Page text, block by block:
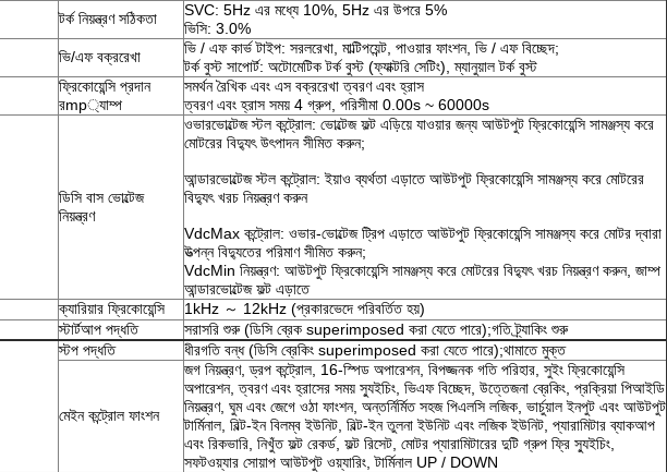
টর্ক নিয়ন্ত্রণ সঠিকতা
SVC: 5Hz এর মধ্যে 10%, 5Hz এর উপরে 5%
ভিসি: 3.0%
ভি/এফ বক্ররেখা
ভি / এফ কার্ভ টাইপ: সরলরেখা, মাল্টিপয়েন্ট, পাওয়ার ফাংশন, ভি / এফ বিচ্ছেদ;
টর্ক বুস্ট সাপোর্ট: অটোমেটিক টর্ক বুস্ট (ফ্যাক্টরি সেটিং), ম্যানুয়াল টর্ক বুস্ট
ফ্রিকোয়েন্সি প্রদান
রmp্যাম্প
সমর্থন রৈখিক এবং এস বক্ররেখা ত্বরণ এবং হ্রাস
ত্বরণ এবং হ্রাস সময় 4 গ্রুপ, পরিসীমা 0.00s ~ 60000s
ডিসি বাস ভোল্টেজ
নিয়ন্ত্রণ
ওভারভোল্টেজ স্টল কন্ট্রোল: ভোল্টেজ ফল্ট এড়িয়ে যাওয়ার জন্য আউটপুট ফ্রিকোয়েন্সি সামঞ্জস্য করে
মোটরের বিদ্যুৎ উৎপাদন সীমিত করুন;
আন্ডারভোল্টেজ স্টল কন্ট্রোল: ইয়াও ব্যর্থতা এড়াতে আউটপুট ফ্রিকোয়েন্সি সামঞ্জস্য করে মোটরের
বিদ্যুৎ খরচ নিয়ন্ত্রণ করুন
VdcMax কন্ট্রোল: ওভার-ভোল্টেজ ট্রিপ এড়াতে আউটপুট ফ্রিকোয়েন্সি সামঞ্জস্য করে মোটর দ্বারা
উত্পন্ন বিদ্যুতের পরিমাণ সীমিত করুন;
VdcMin নিয়ন্ত্রণ: আউটপুট ফ্রিকোয়েন্সি সামঞ্জস্য করে মোটরের বিদ্যুৎ খরচ নিয়ন্ত্রণ করুন, জাম্প
আন্ডারভোল্টেজ ফল্ট এড়াতে
ক্যারিয়ার ফ্রিকোয়েন্সি
1kHz ～ 12kHz (প্রকারভেদে পরিবর্তিত হয়)
স্টার্টআপ পদ্ধতি
সরাসরি শুরু (ডিসি ব্রেক superimposed করা যেতে পারে);গতি ট্র্যাকিং শুরু
স্টপ পদ্ধতি
ধীরগতি বন্ধ (ডিসি ব্রেকিং superimposed করা যেতে পারে);থামাতে মুক্ত
মেইন কন্ট্রোল ফাংশন
জগ নিয়ন্ত্রণ, ড্রপ কন্ট্রোল, 16-স্পিড অপারেশন, বিপজ্জনক গতি পরিহার, সুইং ফ্রিকোয়েন্সি
অপারেশন, ত্বরণ এবং হ্রাসের সময় স্যুইচিং, ভিএফ বিচ্ছেদ, উত্তেজনা ব্রেকিং, প্রক্রিয়া পিআইডি
নিয়ন্ত্রণ, ঘুম এবং জেগে ওঠা ফাংশন, অন্তর্নির্মিত সহজ পিএলসি লজিক, ভার্চুয়াল ইনপুট এবং আউটপুট
টার্মিনাল, বিল্ট-ইন বিলম্ব ইউনিট, বিল্ট-ইন তুলনা ইউনিট এবং লজিক ইউনিট, প্যারামিটার ব্যাকআপ
এবং রিকভারি, নিখুঁত ফল্ট রেকর্ড, ফল্ট রিসেট, মোটর প্যারামিটারের দুটি গ্রুপ ফ্রি স্যুইচিং,
সফটওয়্যার সোয়াপ আউটপুট ওয়্যারিং, টার্মিনাল UP / DOWN